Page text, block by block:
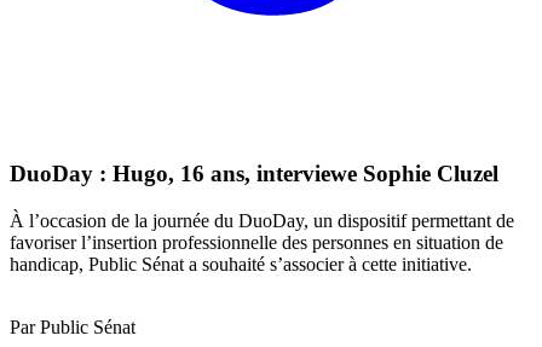
DuoDay : Hugo, 16 ans, interviewe Sophie Cluzel
À l’occasion de la journée du DuoDay, un dispositif permettant de
favoriser l’insertion professionnelle des personnes en situation de
handicap, Public Sénat a souhaité s’associer à cette initiative.
Par Public Sénat